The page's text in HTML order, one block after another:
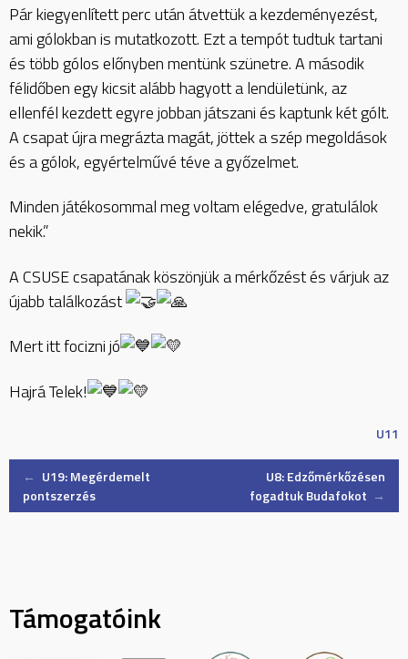
Pár kiegyenlített perc után átvettük a kezdeményezést,
ami gólokban is mutatkozott. Ezt a tempót tudtuk tartani
és több gólos előnyben mentünk szünetre. A második
félidőben egy kicsit alább hagyott a lendületünk, az
ellenfél kezdett egyre jobban játszani és kaptunk két gólt.
A csapat újra megrázta magát, jöttek a szép megoldások
és a gólok, egyértelművé téve a győzelmet.
Minden játékosommal meg voltam elégedve, gratulálok
nekik.”
A CSUSE csapatának köszönjük a mérkőzést és várjuk az
újabb találkozást
Mert itt focizni jó
Hajrá Telek!
U11
Post
← U19: Megérdemelt
pontszerzés
U8: Edzőmérkőzésen
fogadtuk Budafokot →
Támogatóink